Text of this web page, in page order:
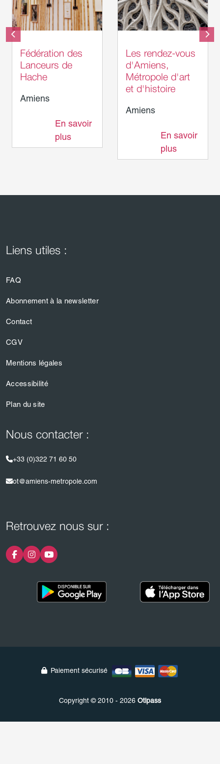
Fédération des
Lanceurs de
Hache
Amiens
En savoir
plus
Amiens Métropole
Les rendez-vous
d'Amiens,
Métropole d'art
et d'histoire
Amiens
En savoir
plus
Liens utiles :
FAQ
Abonnement à la newsletter
Contact
CGV
Mentions légales
Accessibilité
Plan du site
Nous contacter :
+33 (0)322 71 60 50
ot@amiens-metropole.com
Retrouvez nous sur :
Paiement sécurisé
Copyright © 2010 - 2026 Otipass